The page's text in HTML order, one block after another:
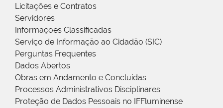
Licitações e Contratos
Servidores
Informações Classificadas
Serviço de Informação ao Cidadão (SIC)
Perguntas Frequentes
Dados Abertos
Obras em Andamento e Concluídas
Processos Administrativos Disciplinares
Proteção de Dados Pessoais no IFFluminense